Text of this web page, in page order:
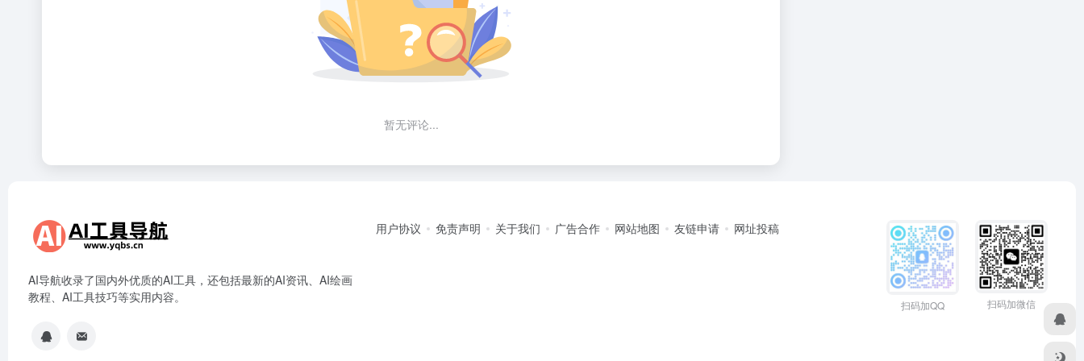
暂无评论...
AI导航收录了国内外优质的AI工具，还包括最新的AI资讯、AI绘画
教程、AI工具技巧等实用内容。
用户协议 免责声明 关于我们 广告合作 网站地图 友链申请 网址投稿
扫码加QQ 扫码加微信